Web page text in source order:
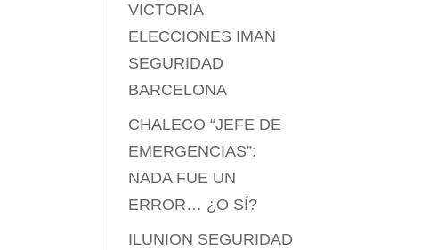
VICTORIA
ELECCIONES IMAN
SEGURIDAD
BARCELONA
CHALECO “JEFE DE
EMERGENCIAS”:
NADA FUE UN
ERROR… ¿O SÍ?
ILUNION SEGURIDAD